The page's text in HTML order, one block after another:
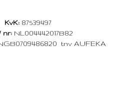
KvK: 87539497
nr: NL004442017B82
tnv AUFEKA